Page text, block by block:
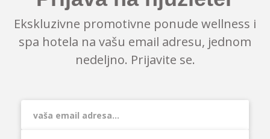
Ekskluzivne promotivne ponude wellness i
spa hotela na vašu email adresu, jednom
nedeljno. Prijavite se.